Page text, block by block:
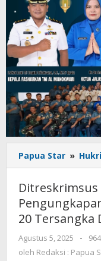
Papua Star »
Ditreskrimsus
20 Tersangka
Agustus 5, 2025
oleh
-
oleh Redaksi : Papua